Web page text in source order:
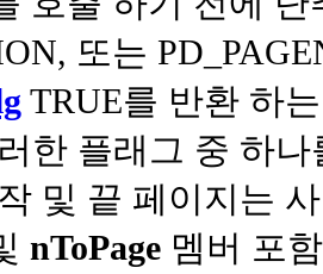
또는
TRUE를 반환 하
한 플래그 중 하
및 끝 페이지는
nToPage 멤버 포